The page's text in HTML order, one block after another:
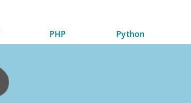
PHP Python